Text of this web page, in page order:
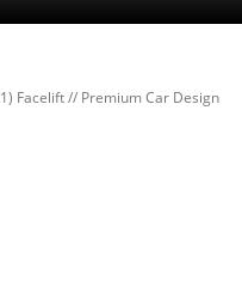
Facelift// Premium Car Design